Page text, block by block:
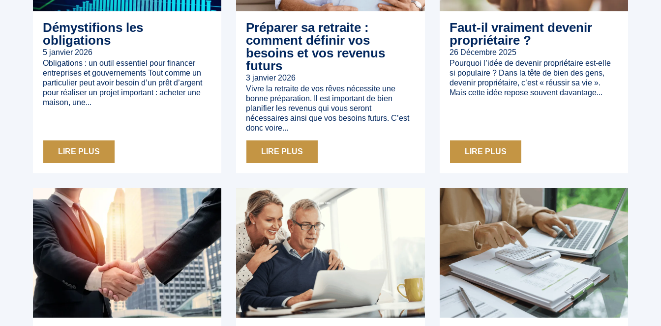
Démystifions les
obligations
5 janvier 2026
Obligations : un outil essentiel pour financer
entreprises et gouvernements Tout comme un
particulier peut avoir besoin d’un prêt d’argent
pour réaliser un projet important : acheter une
maison, une...
LIRE PLUS
Préparer sa retraite :
comment définir vos
besoins et vos revenus
futurs
3 janvier 2026
Vivre la retraite de vos rêves nécessite une
bonne préparation. Il est important de bien
planifier les revenus qui vous seront
nécessaires ainsi que vos besoins futurs. C’est
donc voire...
LIRE PLUS
Faut-il vraiment devenir
propriétaire ?
26 Décembre 2025
Pourquoi l’idée de devenir propriétaire est-elle
si populaire ? Dans la tête de bien des gens,
devenir propriétaire, c’est « réussir sa vie ».
Mais cette idée repose souvent davantage...
LIRE PLUS